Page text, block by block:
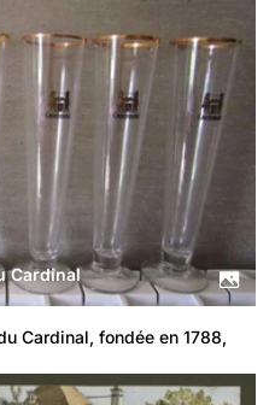
Cardinal
Cardinal, fondée en 1788,